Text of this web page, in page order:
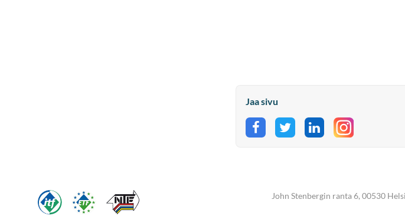
Jaa sivu
Jaa Facebookissa
Jaa Twitterissä
Jaa LinkedInissä
John Stenbergin ranta 6, 00530